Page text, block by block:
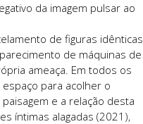
da imagem pulsar ao
de figuras idênticas
de máquinas de
ameaça. Em todos os
para acolher o
e a relação desta
íntimas alagadas (2021),